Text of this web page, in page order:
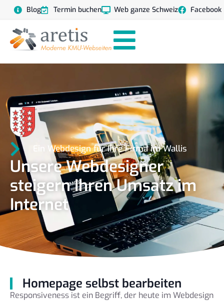
Blog Termin buchen Web ganze Schweiz Facebook
Ein Webdesign für Ihre Firma im Wallis
Unsere Webdesigner
steigern Ihren Umsatz im
Internet
Homepage selbst bearbeiten
Responsiveness ist ein Begriff, der heute im Webdesign